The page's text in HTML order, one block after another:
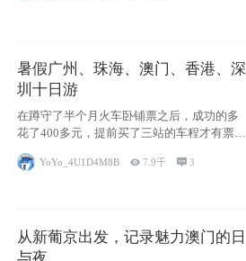
暑假广州、珠海、澳门、香港、深
圳十日游
在蹲守了半个月火车卧铺票之后，成功的多
花了400多元，提前买了三站的车程才有票并
YoYo_4U1D4M8B 7.9千  3
从新葡京出发，记录魅力澳门的日